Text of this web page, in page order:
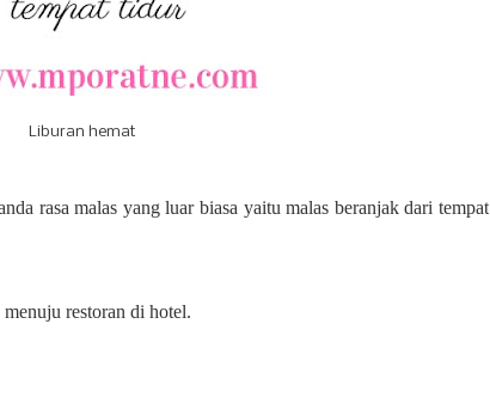
Liburan hemat
rasa malas yang luar biasa yaitu malas beranjak dari tempat
restoran di hotel.